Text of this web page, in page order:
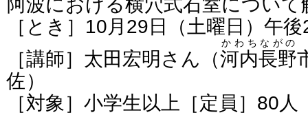
阿波における横穴式石室について
［とき］10月29日（土曜日）午
［講師］太田宏明さん（河内長野
かわちながの
佐）
［対象］小学生以上［定員］80人